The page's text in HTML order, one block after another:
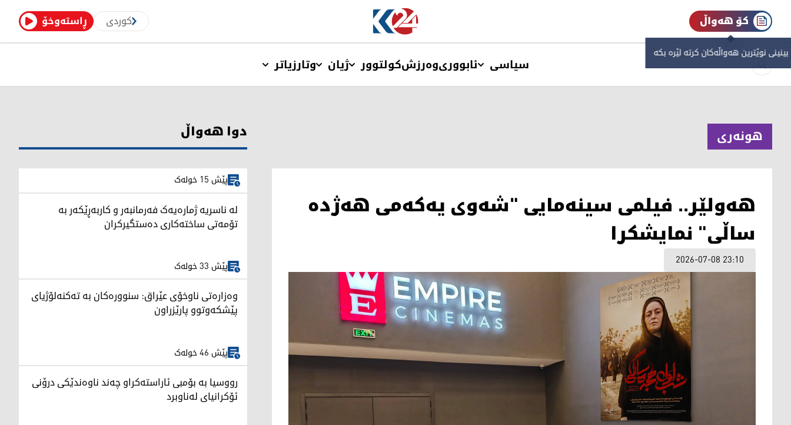
ڕاستەوخۆ کوردی کۆ هەواڵ
نوێترین هەواڵەکان کرتە لێرە بکە
سیاسی ئابووریوەرزشکولتوور ژیان وتارزیاتر
هونەری
هەولێر.. فیلمی سینەمایی "شەوی یەکەمی هەژدە
ساڵی" نمایشکرا
2026-07-08 23:10
دوا هەواڵ
پێش 15 خولەک
لە ناسریە ژمارەیەک فەرمانبەر و کاربەڕێکەر بە
تۆمەتی ساختەکاری دەستگیرکران
پێش 33 خولەک
وەزارەتی ناوخۆی عێراق: سنوورەکان بە تەکنەلۆژیای
پێشکەوتوو پارێزراون
پێش 46 خولەک
رووسیا بە بۆمبی ئاراستەکراو چەند ناوەندێکی درۆنی
ئۆکرانیای لەناوبرد